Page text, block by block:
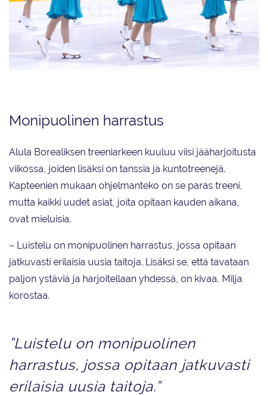
Monipuolinen harrastus
Alula Borealiksen treeniarkeen kuuluu viisi jääharjoitusta
viikossa, joiden lisäksi on tanssia ja kuntotreenejä.
Kapteenien mukaan ohjelmanteko on se paras treeni,
mutta kaikki uudet asiat, joita opitaan kauden aikana,
ovat mieluisia.
– Luistelu on monipuolinen harrastus, jossa opitaan
jatkuvasti erilaisia uusia taitoja. Lisäksi se, että tavataan
paljon ystäviä ja harjoitellaan yhdessä, on kivaa, Milja
korostaa.
”Luistelu on monipuolinen
harrastus, jossa opitaan jatkuvasti
erilaisia uusia taitoja.”